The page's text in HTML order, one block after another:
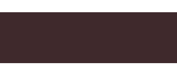
en herraduras y clavos)